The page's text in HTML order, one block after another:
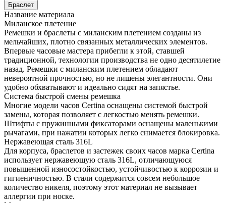
Браслет
Название материала
Миланское плетение
Ремешки и браслеты с миланским плетением созданы из
мельчайших, плотно связанных металлических элементов.
Впервые часовые мастера прибегли к этой, ставшей
традиционной, технологии производства не одно десятилетие
назад. Ремешки с миланским плетением обладают
невероятной прочностью, но не лишены элегантности. Они
удобно обхватывают и идеально сидят на запястье.
Система быстрой смены ремешка
Многие модели часов Certina оснащены системой быстрой
замены, которая позволяет с легкостью менять ремешки.
Штифты с пружинными фиксаторами оснащены маленькими
рычагами, при нажатии которых легко снимается блокировка.
Нержавеющая сталь 316L
Для корпуса, браслетов и застежек своих часов марка Certina
использует нержавеющую сталь 316L, отличающуюся
повышенной износостойкостью, устойчивостью к коррозии и
гигиеничностью. В стали содержится совсем небольшое
количество никеля, поэтому этот материал не вызывает
аллергии при носке.